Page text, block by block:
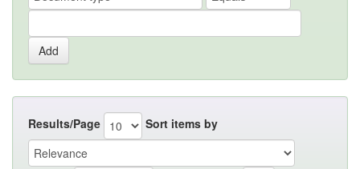
Results/Page Sort items by